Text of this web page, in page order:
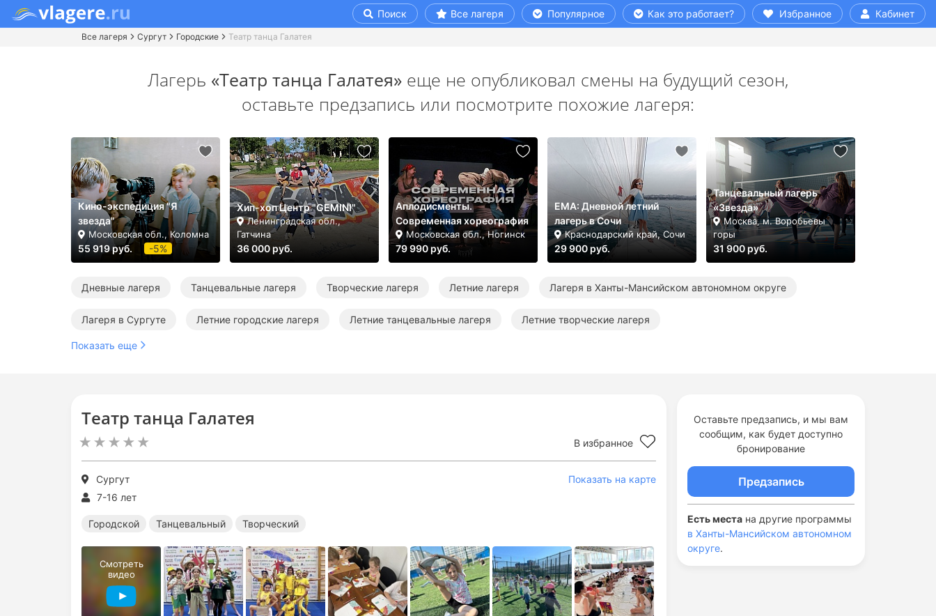
Поиск Все лагеря Популярное Как это работает? Избранное Кабинет
Все лагеря Сургут Городские Театр танца Галатея
Театр танца Галатея
В избранное
Сургут
Показать на карте
7-16 лет
Городской Танцевальный Творческий
Смотреть
видео
Оставьте предзапись, и мы вам
сообщим, как будет доступно
бронирование
Предзапись
Есть места на другие программы
в Ханты-Мансийском автономном
округе.
Лагерь «Театр танца Галатея» еще не опубликовал смены на будущий сезон,
оставьте предзапись или посмотрите похожие лагеря:
Кино-экспедиция "Я
звезда"
Московская обл., Коломна
55 919 руб. -5%
Хип-хоп Центр "GEMINI"
Ленинградская обл.,
Гатчина
36 000 руб.
Аплодисменты.
Современная хореография
Московская обл., Ногинск
79 990 руб.
ЕМА: Дневной летний
лагерь в Сочи
Краснодарский край, Сочи
29 900 руб.
Танцевальный лагерь
«Звезда»
Москва, м. Воробьевы
горы
31 900 руб.
Дневные лагеря Танцевальные лагеря Творческие лагеря Летние лагеря Лагеря в Ханты-Мансийском автономном округе
Лагеря в Сургуте Летние городские лагеря Летние танцевальные лагеря Летние творческие лагеря
Показать еще